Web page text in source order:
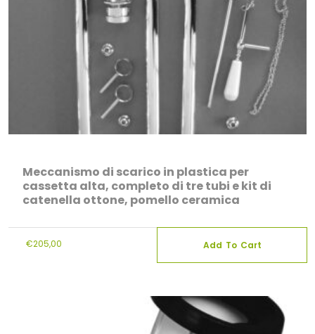
Meccanismo di scarico in plastica per
cassetta alta, completo di tre tubi e kit di
catenella ottone, pomello ceramica
€205,00 Add To Cart